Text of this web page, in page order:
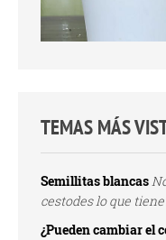
TEMAS MÁS
Semillitas blancas
cestodes lo que
¿Pueden cambiar el